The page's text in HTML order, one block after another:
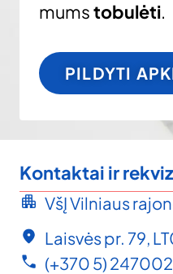
mumstobulėti.
PILDYTI
Kontaktai ir
VšĮ Vilniaus
Laisvės pr. 79,
(+370 5)